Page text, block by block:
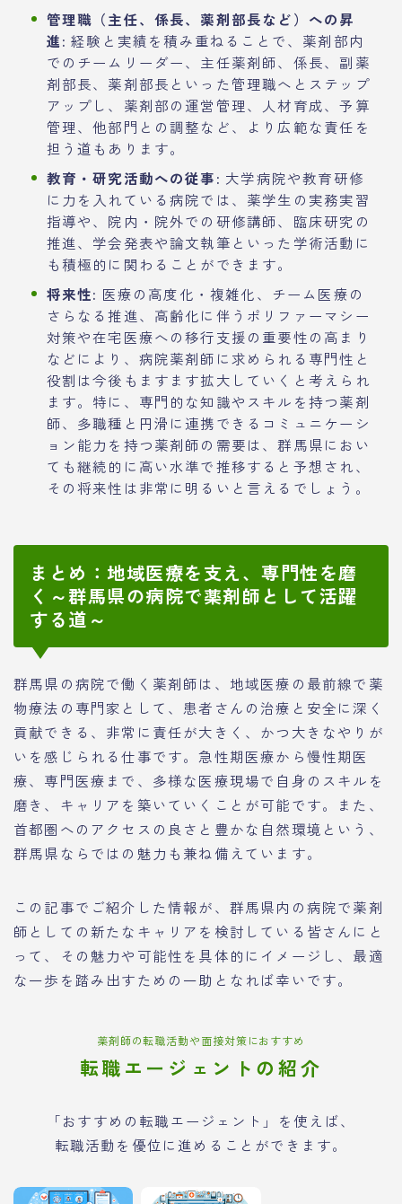
管理職（主任、係長、薬剤部長など）への昇
進: 経験と実績を積み重ねることで、薬剤部内
でのチームリーダー、主任薬剤師、係長、副薬
剤部長、薬剤部長といった管理職へとステップ
アップし、薬剤部の運営管理、人材育成、予算
管理、他部門との調整など、より広範な責任を
担う道もあります。
教育・研究活動への従事: 大学病院や教育研修
に力を入れている病院では、薬学生の実務実習
指導や、院内・院外での研修講師、臨床研究の
推進、学会発表や論文執筆といった学術活動に
も積極的に関わることができます。
将来性: 医療の高度化・複雑化、チーム医療の
さらなる推進、高齢化に伴うポリファーマシー
対策や在宅医療への移行支援の重要性の高まり
などにより、病院薬剤師に求められる専門性と
役割は今後もますます拡大していくと考えられ
ます。特に、専門的な知識やスキルを持つ薬剤
師、多職種と円滑に連携できるコミュニケーシ
ョン能力を持つ薬剤師の需要は、群馬県におい
ても継続的に高い水準で推移すると予想され、
その将来性は非常に明るいと言えるでしょう。
まとめ：地域医療を支え、専門性を磨
く～群馬県の病院で薬剤師として活躍
する道～
群馬県の病院で働く薬剤師は、地域医療の最前線で薬
物療法の専門家として、患者さんの治療と安全に深く
貢献できる、非常に責任が大きく、かつ大きなやりが
いを感じられる仕事です。急性期医療から慢性期医
療、専門医療まで、多様な医療現場で自身のスキルを
磨き、キャリアを築いていくことが可能です。また、
首都圏へのアクセスの良さと豊かな自然環境という、
群馬県ならではの魅力も兼ね備えています。
この記事でご紹介した情報が、群馬県内の病院で薬剤
師としての新たなキャリアを検討している皆さんにと
って、その魅力や可能性を具体的にイメージし、最適
な一歩を踏み出すための一助となれば幸いです。
薬剤師の転職活動や面接対策におすすめ
転職エージェントの紹介
「おすすめの転職エージェント」を使えば、
転職活動を優位に進めることができます。